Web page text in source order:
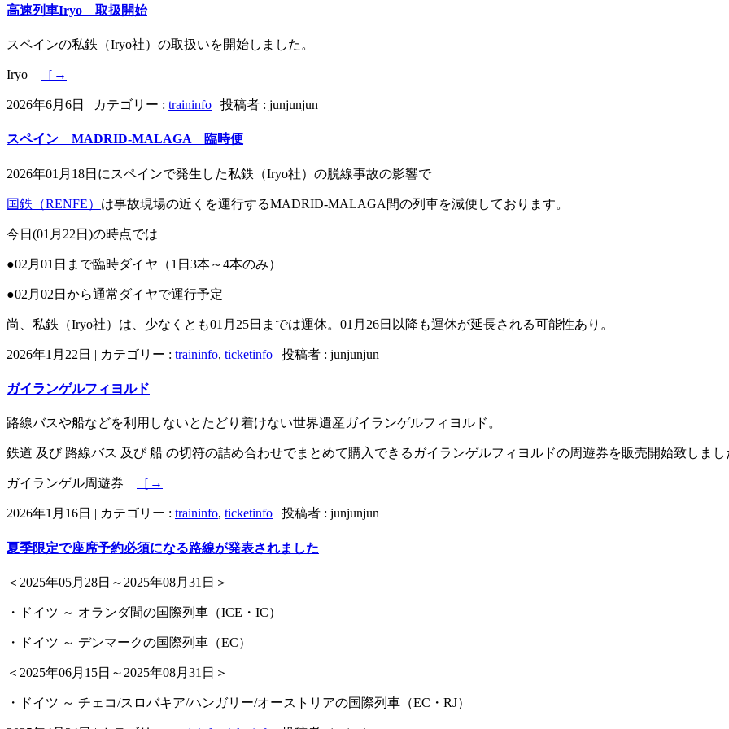
高速列車Iryo 取扱開始
スペインの私鉄（Iryo社）の取扱いを開始しました。
Iryo ［→
2026年6月6日 | カテゴリー : traininfo | 投稿者 : junjunjun
スペイン MADRID-MALAGA 臨時便
2026年01月18日にスペインで発生した私鉄（Iryo社）の脱線事故の影響で
国鉄（RENFE） は事故現場の近くを運行するMADRID-MALAGA間の列車を減便しております。
今日(01月22日)の時点では
●02月01日まで臨時ダイヤ（1日3本～4本のみ）
●02月02日から通常ダイヤで運行予定
尚、私鉄（Iryo社）は、少なくとも01月25日までは運休。01月26日以降も運休が延長される可能性あり。
2026年1月22日 | カテゴリー : traininfo, ticketinfo | 投稿者 : junjunjun
ガイランゲルフィヨルド
路線バスや船などを利用しないとたどり着けない世界遺産ガイランゲルフィヨルド。
鉄道 及び 路線バス 及び 船 の切符の詰め合わせでまとめて購入できるガイランゲルフィヨルドの周遊券を販売開始致しまし
ガイランゲル周遊券 ［→
2026年1月16日 | カテゴリー : traininfo, ticketinfo | 投稿者 : junjunjun
夏季限定で座席予約必須になる路線が発表されました
＜2025年05月28日～2025年08月31日＞
・ドイツ ～ オランダ間の国際列車（ICE・IC）
・ドイツ ～ デンマークの国際列車（EC）
＜2025年06月15日～2025年08月31日＞
・ドイツ ～ チェコ/スロバキア/ハンガリー/オーストリアの国際列車（EC・RJ）